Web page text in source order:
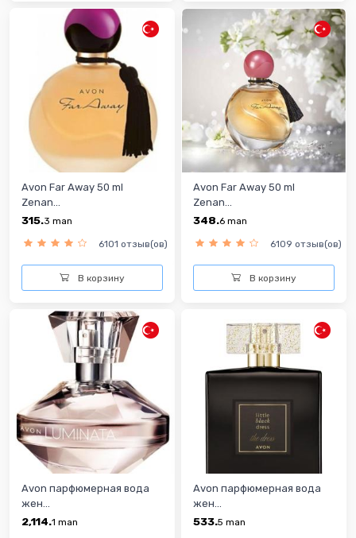
Avon Far Away 50 ml
Zenan...
315.3 man
6101 отзыв(ов)
В корзину
Avon Far Away 50 ml
Zenan...
348.6 man
6109 отзыв(ов)
В корзину
Avon парфюмерная вода
жен...
2,114.1 man
Avon парфюмерная вода
жен...
533.5 man